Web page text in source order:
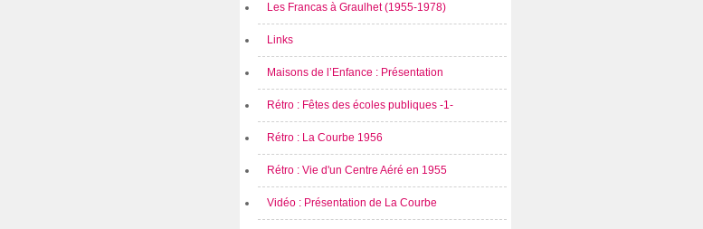
Les Francas à Graulhet (1955-1978)
Links
Maisons de l’Enfance : Présentation
Rétro : Fêtes des écoles publiques -1-
Rétro : La Courbe 1956
Rétro : Vie d'un Centre Aéré en 1955
Vidéo : Présentation de La Courbe